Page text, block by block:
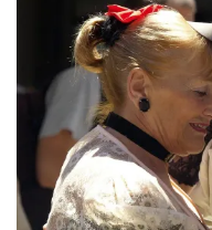
Kontakt
Über uns